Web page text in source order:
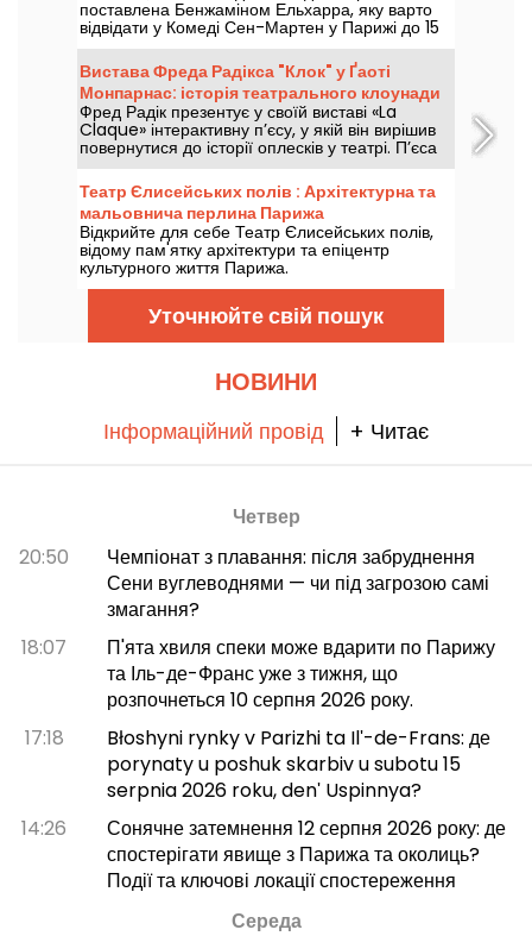
поставлена Бенжаміном Ельхарра, яку варто
відвідати у Комеді Сен-Мартен у Парижі до 15
жовтня 2026 року.
Вистава Фреда Радікса "Клок" у Ґаоті
Монпарнас: історія театрального клоунади
Фред Радік презентує у своїй виставі «La
Claque» інтерактивну п’єсу, у якій він вирішив
повернутися до історії оплесків у театрі. П’єса
йтиме в театрі Gaîté Montparnasse з 21
вересня 2025 року по 23 травня 2027 року.
Театр Єлисейських полів : Архітектурна та
мальовнича перлина Парижа
Відкрийте для себе Театр Єлисейських полів,
відому пам'ятку архітектури та епіцентр
культурного життя Парижа.
Уточнюйте свій пошук
НОВИНИ
Інформаційний провід + Читає
Четвер
20:50
Чемпіонат з плавання: після забруднення
Сени вуглеводнями — чи під загрозою самі
змагання?
18:07
П'ята хвиля спеки може вдарити по Парижу
та Іль-де-Франс уже з тижня, що
розпочнеться 10 серпня 2026 року.
17:18
Błoshyni rynky v Parizhi ta Ilʹ-de-Frans: де
porynaty u poshuk skarbiv u subotu 15
serpnia 2026 roku, denʹ Uspinnya?
14:26
Сонячне затемнення 12 серпня 2026 року: де
спостерігати явище з Парижа та околиць?
Події та ключові локації спостереження
Середа